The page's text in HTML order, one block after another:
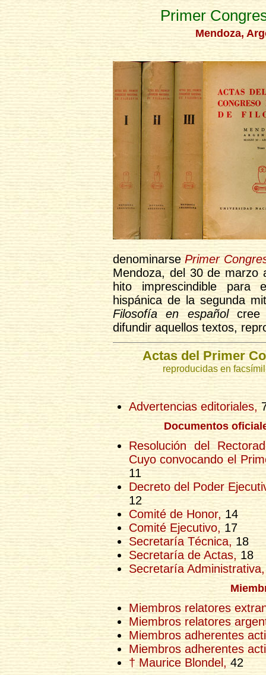
Primer
Mendoza,
denominarsePrimer
Mendoza, del 30 de marzo
hito imprescindible para
hispánica de la segunda
Filosofía en españolcree
difundir aquellos textos,
Actas del Primer
reproducidas en
Advertencias editoriales,
Documentos
Resolución del
Cuyo convocando el
11
Decreto del Poder
12
Comité de Honor,14
Comité Ejecutivo, 17
Secretaría Técnica, 18
Secretaría de Actas, 18
Secretaría Administrativa,
Miembros relatores
Miembros relatores
Miembros adherentes
Miembros adherentes
† Maurice Blondel, 42